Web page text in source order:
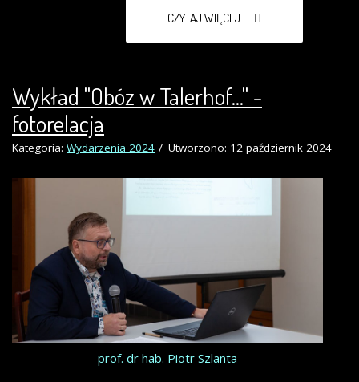
CZYTAJ WIĘCEJ...
Wykład "Obóz w Talerhof..." -
fotorelacja
Kategoria: Wydarzenia 2024 Utworzono: 12 październik 2024
prof. dr hab. Piotr Szlanta